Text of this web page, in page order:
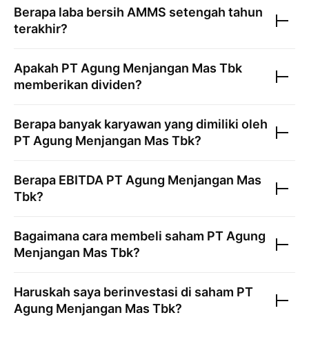
Berapa laba bersih AMMS setengah tahun
terakhir?
Apakah PT Agung Menjangan Mas Tbk
memberikan dividen?
Berapa banyak karyawan yang dimiliki oleh
PT Agung Menjangan Mas Tbk?
Berapa EBITDA PT Agung Menjangan Mas
Tbk?
Bagaimana cara membeli saham PT Agung
Menjangan Mas Tbk?
Haruskah saya berinvestasi di saham PT
Agung Menjangan Mas Tbk?